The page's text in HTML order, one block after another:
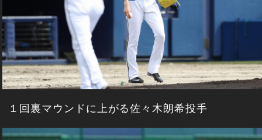
１回裏マウンドに上がる佐々木朗希投手